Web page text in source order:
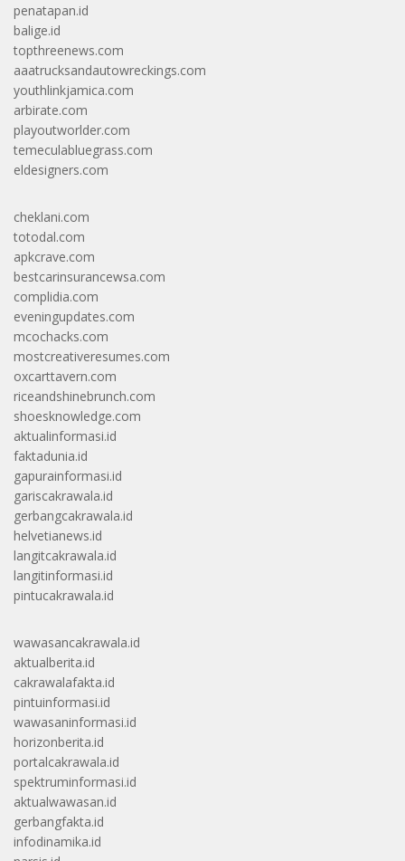
penatapan.id
balige.id
topthreenews.com
aaatrucksandautowreckings.com
youthlinkjamica.com
arbirate.com
playoutworlder.com
temeculabluegrass.com
eldesigners.com
cheklani.com
totodal.com
apkcrave.com
bestcarinsurancewsa.com
complidia.com
eveningupdates.com
mcochacks.com
mostcreativeresumes.com
oxcarttavern.com
riceandshinebrunch.com
shoesknowledge.com
aktualinformasi.id
faktadunia.id
gapurainformasi.id
gariscakrawala.id
gerbangcakrawala.id
helvetianews.id
langitcakrawala.id
langitinformasi.id
pintucakrawala.id
wawasancakrawala.id
aktualberita.id
cakrawalafakta.id
pintuinformasi.id
wawasaninformasi.id
horizonberita.id
portalcakrawala.id
spektruminformasi.id
aktualwawasan.id
gerbangfakta.id
infodinamika.id